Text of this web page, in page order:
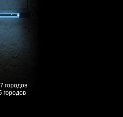
городов
городов